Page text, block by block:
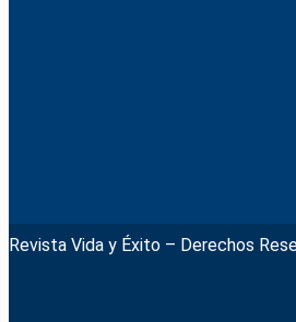
Revista Vida y Éxito – Derechos